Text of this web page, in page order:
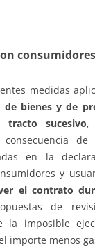
medidas
bienes y de
sucesivo,
consecuencia
en la
y
el contrato
de
la imposible
importe menos